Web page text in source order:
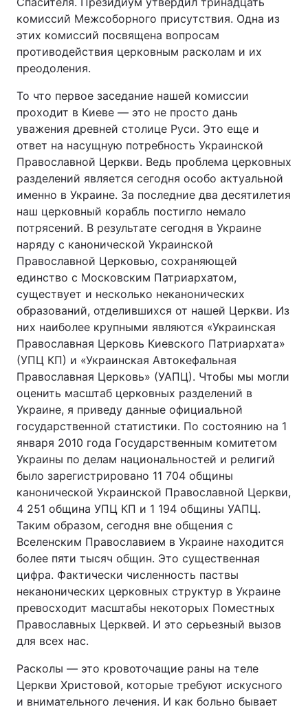
комиссий Межсоборного присутствия. Одна из
этих комиссий посвящена вопросам
противодействия церковным расколам и их
преодоления.
То что первое заседание нашей комиссии
проходит в Киеве — это не просто дань
уважения древней столице Руси. Это еще и
ответ на насущную потребность Украинской
Православной Церкви. Ведь проблема церковных
разделений является сегодня особо актуальной
именно в Украине. За последние два десятилетия
наш церковный корабль постигло немало
потрясений. В результате сегодня в Украине
наряду с канонической Украинской
Православной Церковью, сохраняющей
единство с Московским Патриархатом,
существует и несколько неканонических
образований, отделившихся от нашей Церкви. Из
них наиболее крупными являются «Украинская
Православная Церковь Киевского Патриархата»
(УПЦ КП) и «Украинская Автокефальная
Православная Церковь» (УАПЦ). Чтобы мы могли
оценить масштаб церковных разделений в
Украине, я приведу данные официальной
государственной статистики. По состоянию на 1
января 2010 года Государственным комитетом
Украины по делам национальностей и религий
было зарегистрировано 11 704 общины
канонической Украинской Православной Церкви,
4 251 община УПЦ КП и 1 194 общины УАПЦ.
Таким образом, сегодня вне общения с
Вселенским Православием в Украине находится
более пяти тысяч общин. Это существенная
цифра. Фактически численность паствы
неканонических церковных структур в Украине
превосходит масштабы некоторых Поместных
Православных Церквей. И это серьезный вызов
для всех нас.
Расколы — это кровоточащие раны на теле
Церкви Христовой, которые требуют искусного
и внимательного лечения. И как больно бывает